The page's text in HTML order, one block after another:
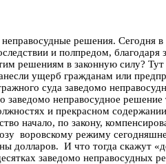
решения.
и полпредом,
решениям в законную силу?
ущерб гражданам или
суда заведомо
заведомо неправосудное
и прекрасном
начало, по закону,
воровскому режиму
долларов. И что тогда скажут
заведомо неправосудных